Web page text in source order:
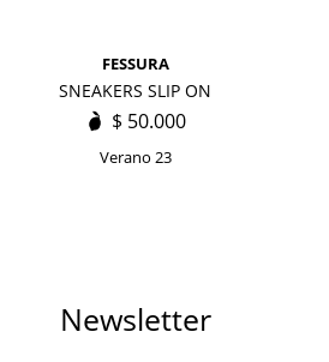
FESSURA
SNEAKERS SLIP ON
$ 50.000
Verano 23
Newsletter